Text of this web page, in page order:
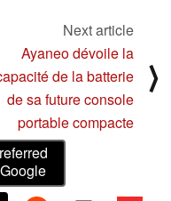
Next article
Ayaneo dévoile la
de la batterie
de sa future console
portable compacte
⟩